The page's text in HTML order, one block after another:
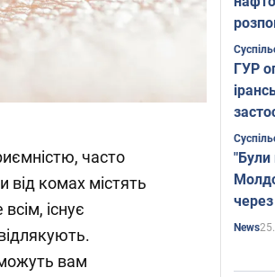
часто
від комах містять
існує
вам
ГУР
"Були
News